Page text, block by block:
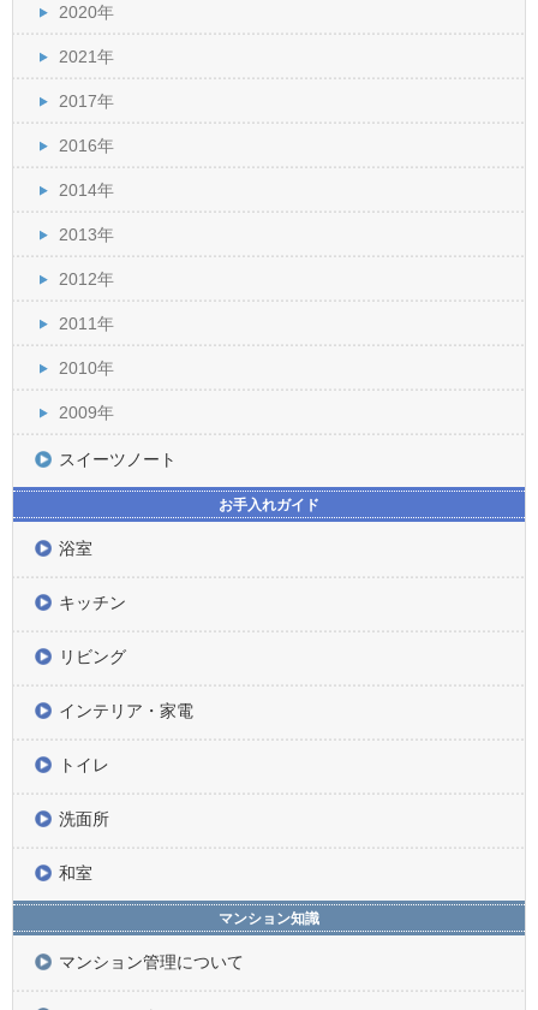
2020年
2021年
2017年
2016年
2014年
2013年
2012年
2011年
2010年
2009年
スイーツノート
お手入れガイド
浴室
キッチン
リビング
インテリア・家電
トイレ
洗面所
和室
マンション知識
マンション管理について